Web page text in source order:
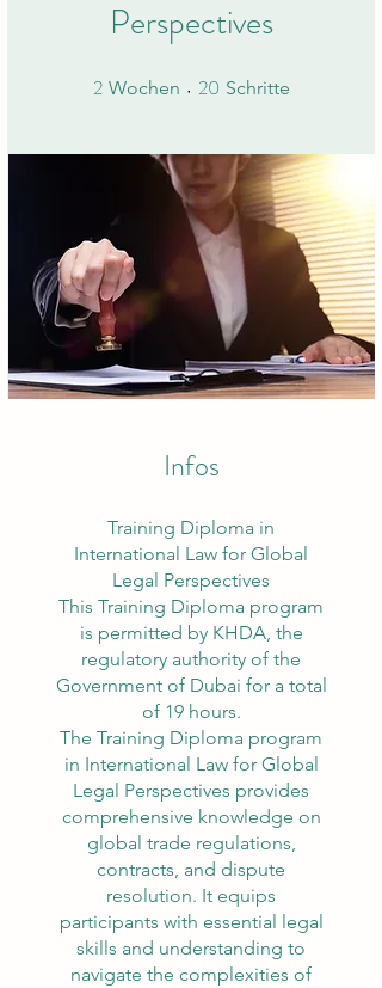
Perspectives
2 Wochen 2 Wochen
20 Schritte
Infos
Training Diploma in
International Law for Global
Legal Perspectives
This Training Diploma program
is permitted by KHDA, the
regulatory authority of the
Government of Dubai for a total
of 19 hours.
The Training Diploma program
in International Law for Global
Legal Perspectives provides
comprehensive knowledge on
global trade regulations,
contracts, and dispute
resolution. It equips
participants with essential legal
skills and understanding to
navigate the complexities of